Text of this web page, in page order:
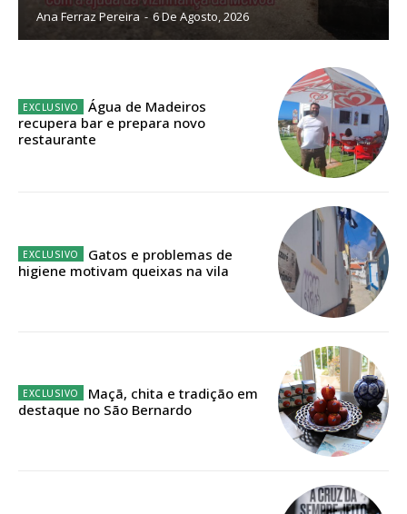
Sendo assinante terá acesso a todos os conteúdos exclusivos e versões
12 meses
Edição em papel entregue à Quinta-feira em sua
Acesso ao conteúdo online
Acesso aos conteúdos Exclusivos para
Ana Ferraz Pereira - 6 De Agosto, 2026
Água de Madeiros
recupera bar e prepara novo
restaurante
Gatos e problemas de
higiene motivam queixas na vila
Maçã, chita e tradição em
destaque no São Bernardo